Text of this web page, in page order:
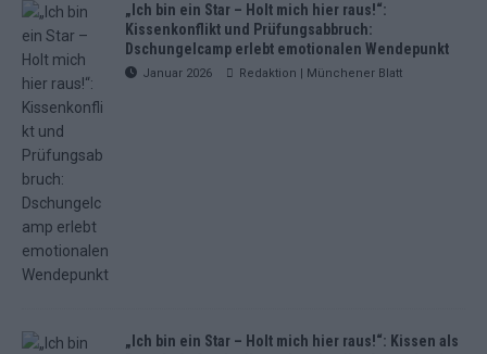
„Ich bin ein Star – Holt mich hier raus!“:
Kissenkonflikt und Prüfungsabbruch:
Dschungelcamp erlebt emotionalen Wendepunkt
Januar 2026 Redaktion | Münchener Blatt
„Ich bin ein Star – Holt mich hier raus!“: Kissen als